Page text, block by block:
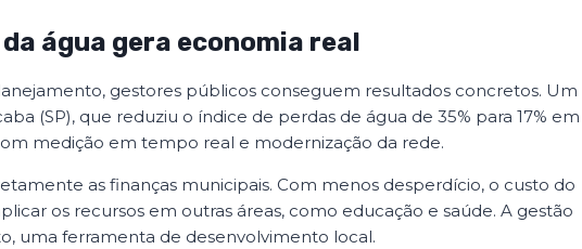
água gera economia real
gestores públicos conseguem resultados concretos. Um
(SP), que reduziu o índice de perdas de água de 35% para 17% em
medição em tempo real e modernização da rede.
as finanças municipais. Com menos desperdício, o custo do
os recursos em outras áreas, como educação e saúde. A gestão
uma ferramenta de desenvolvimento local.